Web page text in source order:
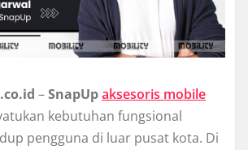
–SnapUpaksesoris mobile
kebutuhan fungsional
pengguna di luar pusat kota. Di